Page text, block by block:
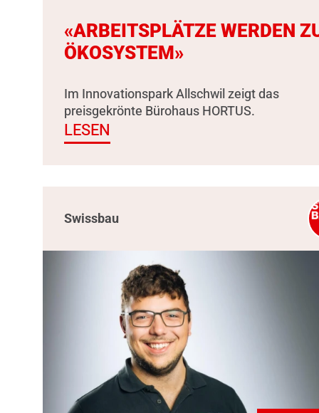
«ARBEITSPLÄTZE WERDEN
ÖKOSYSTEM»
Im Innovationspark Allschwil zeigt das
preisgekrönte Bürohaus HORTUS.
LESEN
Swissbau